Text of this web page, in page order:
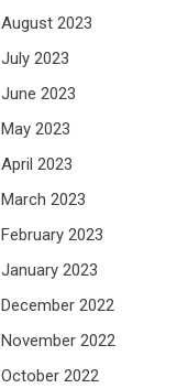
August 2023
July 2023
June 2023
May 2023
April 2023
March 2023
February 2023
January 2023
December 2022
November 2022
October 2022